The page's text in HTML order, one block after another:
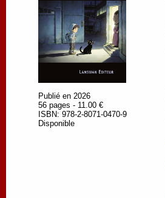
Publié en 2026
56 pages - 11.00 €
ISBN: 978-2-8071-0470-9
Disponible